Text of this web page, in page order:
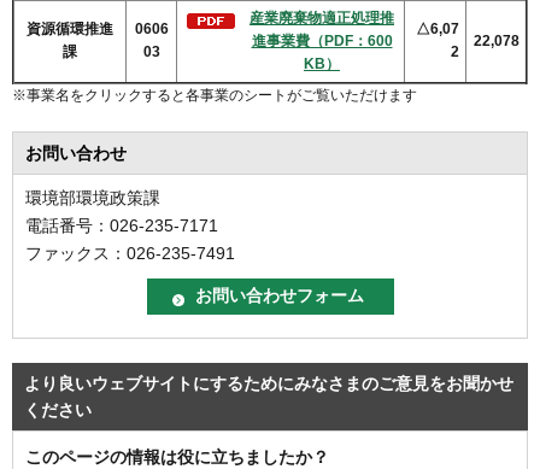
資源循環推進
課
0606
03
産業廃棄物適正処理推
進事業費（PDF：600
KB）
△6,07
2
22,078
※事業名をクリックすると各事業のシートがご覧いただけます
お問い合わせ
環境部環境政策課
電話番号：026-235-7171
ファックス：026-235-7491
より良いウェブサイトにするためにみなさまのご意見をお聞かせ
ください
このページの情報は役に立ちましたか？